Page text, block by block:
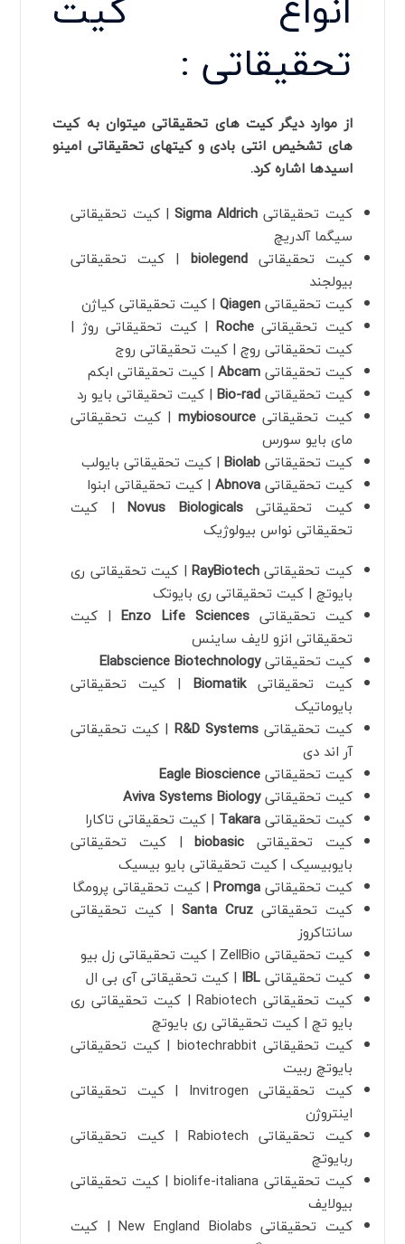
تحقیقاتی :
از موارد دیگر کیت های تحقیقاتی میتوان به کیت
های تشخیص انتی بادی و کیتهای تحقیقاتی امینو
اسیدها اشاره کرد.
کیت تحقیقاتی Sigma Aldrich | کیت تحقیقاتی
سیگما آلدریچ
کیت تحقیقاتیbiolegend | کیت تحقیقاتی
بیولجند
کیت تحقیقاتیQiagen | کیت تحقیقاتی کیاژن
کیت تحقیقاتیRoche | کیت تحقیقاتی روژ |
کیت تحقیقاتی روچ | کیت تحقیقاتی روج
کیت تحقیقاتیAbcam | کیت تحقیقاتی ابکم
کیت تحقیقاتیBio-rad | کیت تحقیقاتی بایو رد
کیت تحقیقاتیmybiosource | کیت تحقیقاتی
مای بایو سورس
کیت تحقیقاتیBiolab | کیت تحقیقاتی بایولب
کیت تحقیقاتیAbnova | کیت تحقیقاتی ابنوا
کیت تحقیقاتیNovus Biologicals | کیت
تحقیقاتی نواس بیولوژیک
کیت تحقیقاتیRayBiotech | کیت تحقیقاتی ری
بایوتچ | کیت تحقیقاتی ری بایوتک
کیت تحقیقاتیEnzo Life Sciences | کیت
تحقیقاتی انزو لایف ساینس
کیت تحقیقاتیElabscience Biotechnology
کیت تحقیقاتیBiomatik | کیت تحقیقاتی
بایوماتیک
کیت تحقیقاتیR&D Systems | کیت تحقیقاتی
آر اند دی
کیت تحقیقاتیEagle Bioscience
کیت تحقیقاتیAviva Systems Biology
کیت تحقیقاتیTakara | کیت تحقیقاتی تاکارا
کیت تحقیقاتی biobasic | کیت تحقیقاتی
بایوبیسیک | کیت تحقیقاتی بایو بیسیک
کیت تحقیقاتیPromga | کیت تحقیقاتی پرومگا
کیت تحقیقاتیSanta Cruz | کیت تحقیقاتی
سانتاکروز
کیت تحقیقاتی ZellBio | کیت تحقیقاتی زل بیو
کیت تحقیقاتیIBL | کیت تحقیقاتی آی بی ال
کیت تحقیقاتی Rabiotech | کیت تحقیقاتی ری
بایو تچ | کیت تحقیقاتی ری بایوتچ
کیت تحقیقاتی biotechrabbit | کیت تحقیقاتی
بایوتچ ربیت
کیت تحقیقاتی Invitrogen | کیت تحقیقاتی
اینتروژن
کیت تحقیقاتی Rabiotech | کیت تحقیقاتی
ربایوتچ
کیت تحقیقاتی biolife-italiana | کیت تحقیقاتی
بیولایف
کیت تحقیقاتی New England Biolabs | کیت